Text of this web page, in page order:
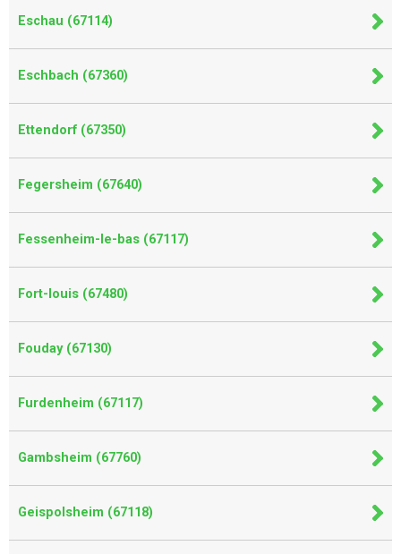
Eschau (67114)
Eschbach (67360)
Ettendorf (67350)
Fegersheim (67640)
Fessenheim-le-bas (67117)
Fort-louis (67480)
Fouday (67130)
Furdenheim (67117)
Gambsheim (67760)
Geispolsheim (67118)